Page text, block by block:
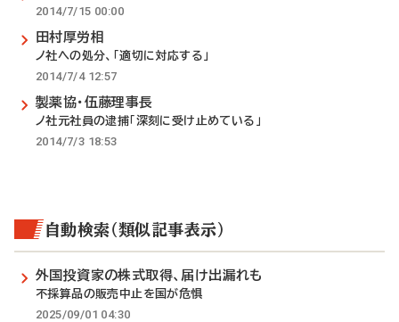
2014/7/15 00:00
田村厚労相
ノ社への処分、「適切に対応する」
2014/7/4 12:57
製薬協・伍藤理事長
ノ社元社員の逮捕「深刻に受け止めている」
2014/7/3 18:53
自動検索（類似記事表示）
外国投資家の株式取得、届け出漏れも
不採算品の販売中止を国が危惧
2025/09/01 04:30